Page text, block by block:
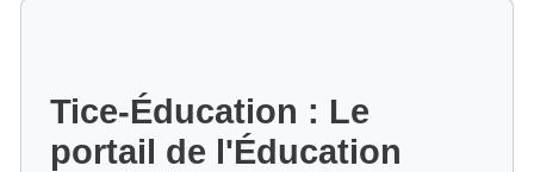
Tice-Éducation : Le
portail de l'Éducation